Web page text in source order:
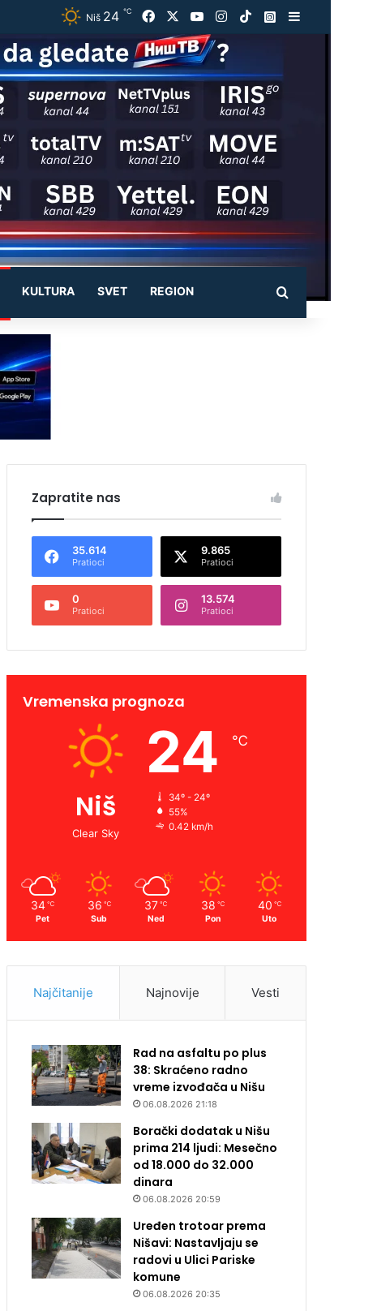
Niš 24 ℃ Facebook YouTubeInstagram
TikTokInstagram
KULTURA SVET REGION Pretraži
Zapratite nas
35.614
Pratioci
9.865
Pratioci
0
Pratioci
13.574
Pratioci
Vremenska prognoza
Niš
Clear Sky
24 ℃
34º - 24º
55%
0.42 km/h
34 ℃
Pet
36 ℃
Sub
37 ℃
Ned
38 ℃
Pon
40 ℃
Uto
Najčitanije Najnovije Vesti
Rad na asfaltu po plus
38: Skraćeno radno
vreme izvođača u Nišu
06.08.2026 21:18
Borački dodatak u Nišu
prima 214 ljudi: Mesečno
od 18.000 do 32.000
dinara
06.08.2026 20:59
Uređen trotoar prema
Nišavi: Nastavljaju se
radovi u Ulici Pariske
komune
06.08.2026 20:35